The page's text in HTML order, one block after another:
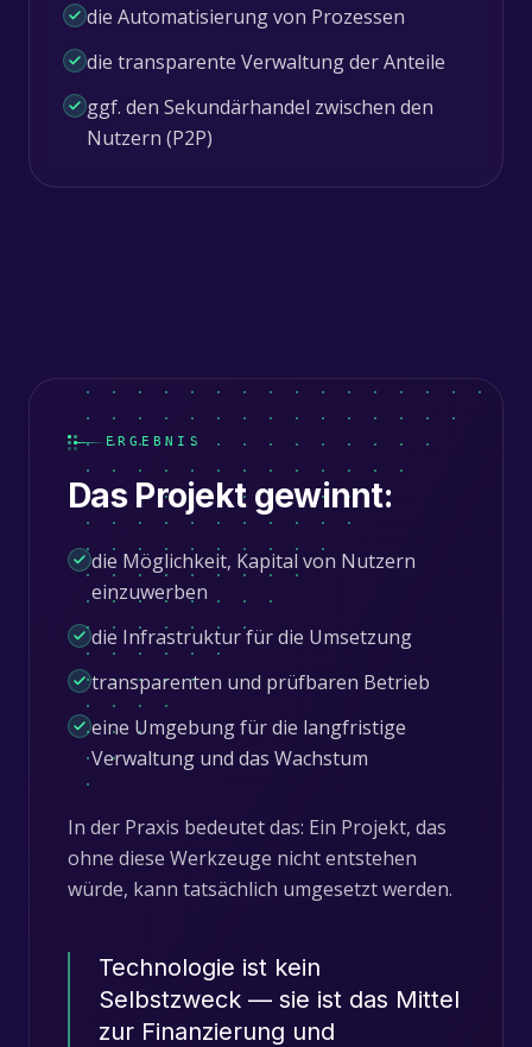
die Automatisierung von Prozessen
die transparente Verwaltung der Anteile
ggf. den Sekundärhandel zwischen den
Nutzern (P2P)
ERGEBNIS
Das Projekt gewinnt:
die Möglichkeit, Kapital von Nutzern
einzuwerben
die Infrastruktur für die Umsetzung
transparenten und prüfbaren Betrieb
eine Umgebung für die langfristige
Verwaltung und das Wachstum
In der Praxis bedeutet das: Ein Projekt, das
ohne diese Werkzeuge nicht entstehen
würde, kann tatsächlich umgesetzt werden.
Technologie ist kein
Selbstzweck — sie ist das Mittel
zur Finanzierung und